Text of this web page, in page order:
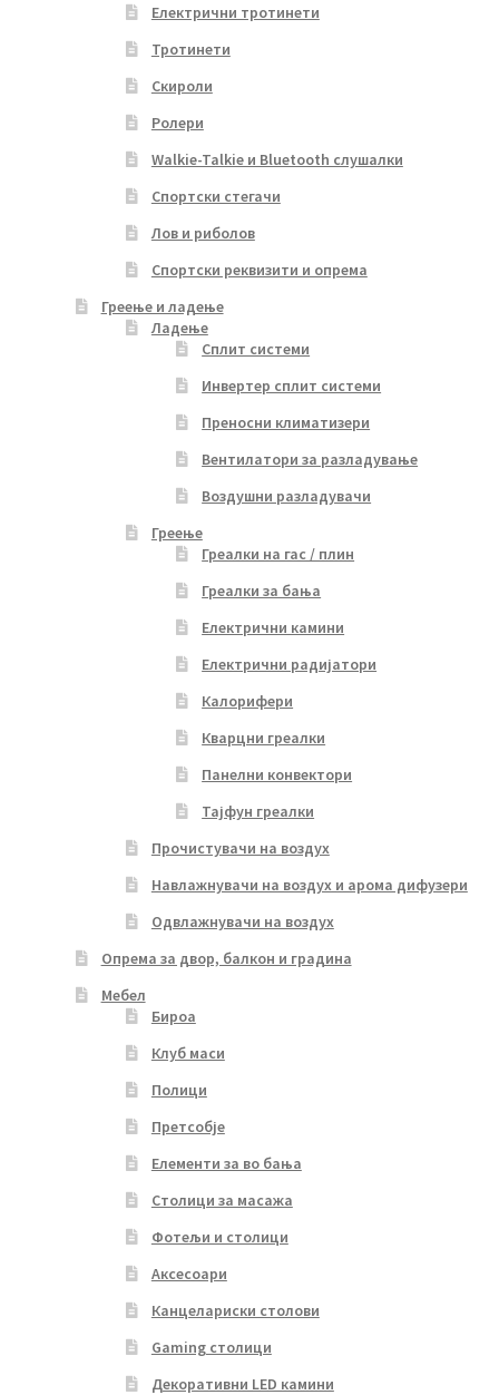
Електрични тротинети
Тротинети
Скироли
Ролери
Walkie-Talkie и Bluetooth слушалки
Спортски стегачи
Лов и риболов
Спортски реквизити и опрема
Греење и ладење
Ладење
Сплит системи
Инвертер сплит системи
Преносни климатизери
Вентилатори за разладување
Воздушни разладувачи
Греење
Греалки на гас / плин
Греалки за бања
Електрични камини
Електрични радијатори
Калорифери
Кварцни греалки
Панелни конвектори
Тајфун греалки
Прочистувачи на воздух
Навлажнувачи на воздух и арома дифузери
Одвлажнувачи на воздух
Опрема за двор, балкон и градина
Мебел
Бироа
Клуб маси
Полици
Претсобје
Елементи за во бања
Столици за масажа
Фотељи и столици
Аксесоари
Канцелариски столови
Gaming столици
Декоративни LED камини